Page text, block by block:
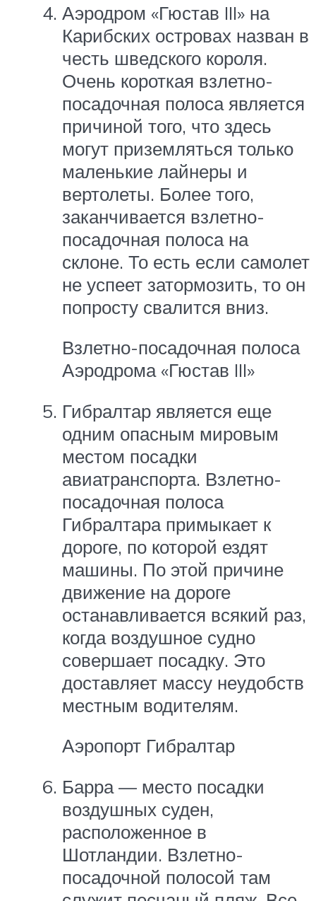
Аэродром «Гюстав III» на
Карибских островах назван в
честь шведского короля.
Очень короткая взлетно-
посадочная полоса является
причиной того, что здесь
могут приземляться только
маленькие лайнеры и
вертолеты. Более того,
заканчивается взлетно-
посадочная полоса на
склоне. То есть если самолет
не успеет затормозить, то он
попросту свалится вниз.
Взлетно-посадочная полоса
Аэродрома «Гюстав III»
Гибралтар является еще
одним опасным мировым
местом посадки
авиатранспорта. Взлетно-
посадочная полоса
Гибралтара примыкает к
дороге, по которой ездят
машины. По этой причине
движение на дороге
останавливается всякий раз,
когда воздушное судно
совершает посадку. Это
доставляет массу неудобств
местным водителям.
Аэропорт Гибралтар
Барра — место посадки
воздушных суден,
расположенное в
Шотландии. Взлетно-
посадочной полосой там